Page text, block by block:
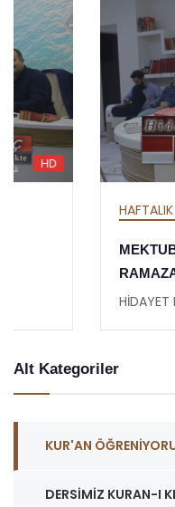
HAFTALIK SOHBETLER
MEKTUBAT - YİRMİ
RAMAZAN RİSALESİ
HİDAYET MEKTEBİ /
Alt Kategoriler
KUR'AN
DERSIMIZ KURAN-I